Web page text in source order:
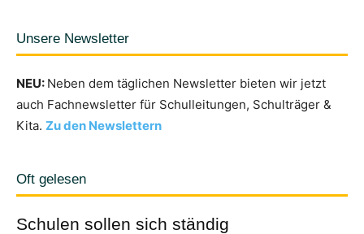
Unsere Newsletter
NEU: Neben dem täglichen Newsletter bieten wir jetzt
auch Fachnewsletter für Schulleitungen, Schulträger &
Kita. Zu den Newslettern
Oft gelesen
Schulen sollen sich ständig